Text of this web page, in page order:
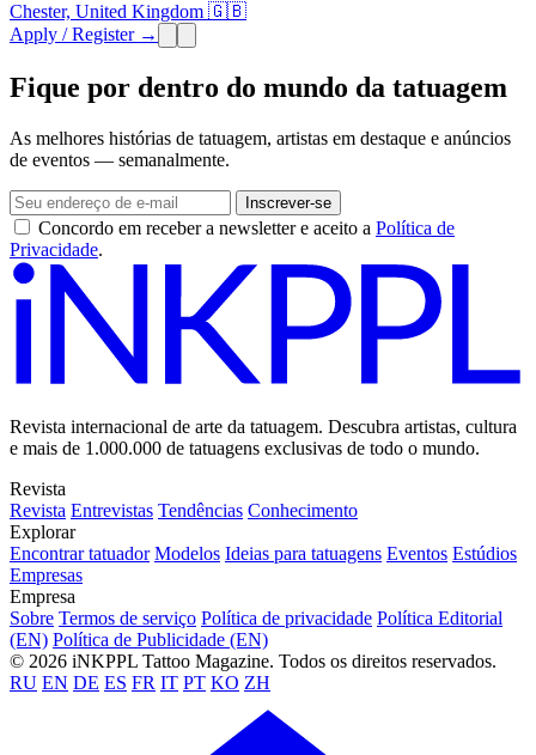
Chester, United Kingdom 🇬🇧
Apply / Register →
Fique por dentro do mundo da tatuagem
As melhores histórias de tatuagem, artistas em destaque e anúncios
de eventos — semanalmente.
Inscrever-se
Concordo em receber a newsletter e aceito a Política de
Privacidade.
Revista internacional de arte da tatuagem. Descubra artistas, cultura
e mais de 1.000.000 de tatuagens exclusivas de todo o mundo.
Revista
Revista Entrevistas Tendências Conhecimento
Explorar
Encontrar tatuador Modelos Ideias para tatuagens Eventos Estúdios
Empresas
Empresa
Sobre Termos de serviço Política de privacidade Política Editorial
(EN) Política de Publicidade (EN)
© 2026 iNKPPL Tattoo Magazine. Todos os direitos reservados.
RU EN DE ES FR IT PT KO ZH